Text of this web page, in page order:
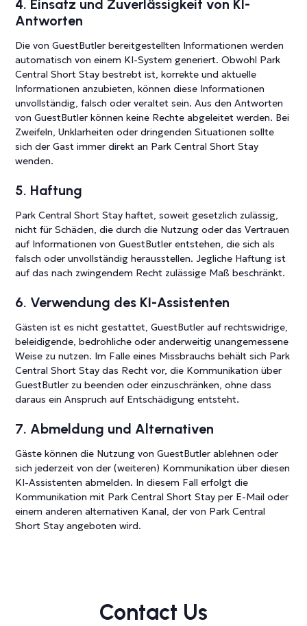
4. Einsatz und Zuverlässigkeit von KI-
Antworten
Die von GuestButler bereitgestellten Informationen werden
automatisch von einem KI-System generiert. Obwohl Park
Central Short Stay bestrebt ist, korrekte und aktuelle
Informationen anzubieten, können diese Informationen
unvollständig, falsch oder veraltet sein. Aus den Antworten
von GuestButler können keine Rechte abgeleitet werden. Bei
Zweifeln, Unklarheiten oder dringenden Situationen sollte
sich der Gast immer direkt an Park Central Short Stay
wenden.
5. Haftung
Park Central Short Stay haftet, soweit gesetzlich zulässig,
nicht für Schäden, die durch die Nutzung oder das Vertrauen
auf Informationen von GuestButler entstehen, die sich als
falsch oder unvollständig herausstellen. Jegliche Haftung ist
auf das nach zwingendem Recht zulässige Maß beschränkt.
6. Verwendung des KI-Assistenten
Gästen ist es nicht gestattet, GuestButler auf rechtswidrige,
beleidigende, bedrohliche oder anderweitig unangemessene
Weise zu nutzen. Im Falle eines Missbrauchs behält sich Park
Central Short Stay das Recht vor, die Kommunikation über
GuestButler zu beenden oder einzuschränken, ohne dass
daraus ein Anspruch auf Entschädigung entsteht.
7. Abmeldung und Alternativen
Gäste können die Nutzung von GuestButler ablehnen oder
sich jederzeit von der (weiteren) Kommunikation über diesen
KI-Assistenten abmelden. In diesem Fall erfolgt die
Kommunikation mit Park Central Short Stay per E-Mail oder
einem anderen alternativen Kanal, der von Park Central
Short Stay angeboten wird.
Contact Us